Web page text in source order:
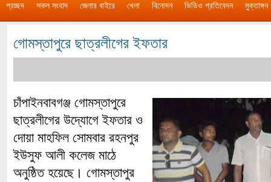
প্রচ্ছদ সকল সংবাদ জেলার বাইরে খেলা বিনোদন ভিডিও প্রতিবেদন মুক্তাঙ্গন
গোমস্তাপুরে ছাত্রলীগের ইফতার
চাঁপাইনবাবগঞ্জ গোমস্তাপুরে
ছাত্রলীগের উদ্যোগে ইফতার ও
দোয়া মাহফিল সোমবার রহনপুর
ইউসুফ আলী কলেজ মাঠে
অনুষ্ঠিত হয়েছে। গোমস্তাপুর